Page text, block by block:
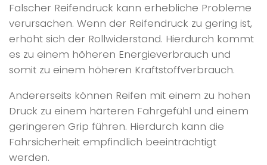
Falscher Reifendruck kann erhebliche Probleme
verursachen. Wenn der Reifendruck zu gering ist,
erhöht sich der Rollwiderstand. Hierdurch kommt
es zu einem höheren Energieverbrauch und
somit zu einem höheren Kraftstoffverbrauch.
Andererseits können Reifen mit einem zu hohen
Druck zu einem härteren Fahrgefühl und einem
geringeren Grip führen. Hierdurch kann die
Fahrsicherheit empfindlich beeinträchtigt
werden.